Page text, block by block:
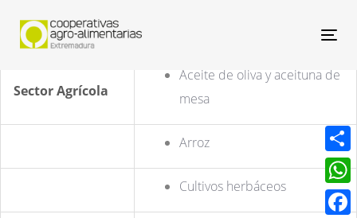
Sector Agrícola
Aceite de oliva y aceituna de
mesa
Arroz
Cultivos herbáceos